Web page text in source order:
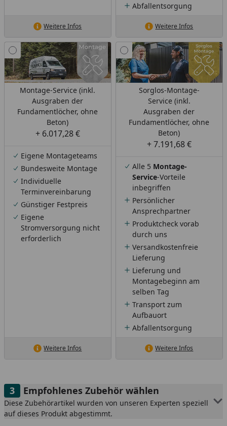
Weitere Infos
Abfallentsorgung
Weitere Infos
Montage-Service (inkl.
Ausgraben der
Fundamentlöcher, ohne
Beton)
+ 6.017,28 €
Eigene Montageteams
Bundesweite Montage
Individuelle
Terminvereinbarung
Günstiger Festpreis
Eigene
Stromversorgung nicht
erforderlich
Weitere Infos
Sorglos-Montage-
Service (inkl.
Ausgraben der
Fundamentlöcher, ohne
Beton)
+ 7.191,68 €
Alle 5 Montage-
Service-Vorteile
inbegriffen
Persönlicher
Ansprechpartner
Produktcheck vorab
durch uns
Versandkostenfreie
Lieferung
Lieferung und
Montagebeginn am
selben Tag
Transport zum
Aufbauort
Abfallentsorgung
Weitere Infos
Empfohlenes Zubehör wählen
Diese Zubehörartikel wurden von unseren Experten speziell
auf dieses Produkt abgestimmt.